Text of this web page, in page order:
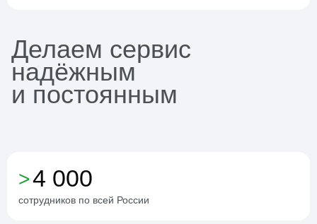
Делаем сервис
надёжным
и постоянным
>4 000
сотрудников по всей России